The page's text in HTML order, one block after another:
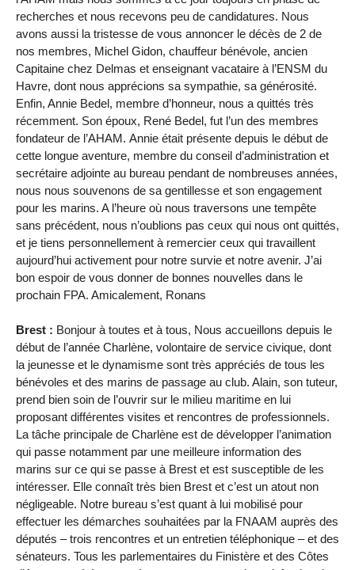
recherches et nous recevons peu de candidatures. Nous
avons aussi la tristesse de vous annoncer le décès de 2 de
nos membres, Michel Gidon, chauffeur bénévole, ancien
Capitaine chez Delmas et enseignant vacataire à l’ENSM du
Havre, dont nous apprécions sa sympathie, sa générosité.
Enfin, Annie Bedel, membre d’honneur, nous a quittés très
récemment. Son époux, René Bedel, fut l’un des membres
fondateur de l’AHAM. Annie était présente depuis le début de
cette longue aventure, membre du conseil d’administration et
secrétaire adjointe au bureau pendant de nombreuses années,
nous nous souvenons de sa gentillesse et son engagement
pour les marins. A l’heure où nous traversons une tempête
sans précédent, nous n’oublions pas ceux qui nous ont quittés,
et je tiens personnellement à remercier ceux qui travaillent
aujourd’hui activement pour notre survie et notre avenir. J’ai
bon espoir de vous donner de bonnes nouvelles dans le
prochain FPA. Amicalement, Ronans
Brest : Bonjour à toutes et à tous, Nous accueillons depuis le
début de l’année Charlène, volontaire de service civique, dont
la jeunesse et le dynamisme sont très appréciés de tous les
bénévoles et des marins de passage au club. Alain, son tuteur,
prend bien soin de l’ouvrir sur le milieu maritime en lui
proposant différentes visites et rencontres de professionnels.
La tâche principale de Charlène est de développer l’animation
qui passe notamment par une meilleure information des
marins sur ce qui se passe à Brest et est susceptible de les
intéresser. Elle connaît très bien Brest et c’est un atout non
négligeable. Notre bureau s’est quant à lui mobilisé pour
effectuer les démarches souhaitées par la FNAAM auprès des
députés – trois rencontres et un entretien téléphonique – et des
sénateurs. Tous les parlementaires du Finistère et des Côtes